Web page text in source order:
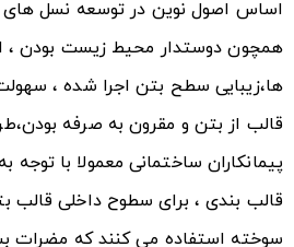
اساس اصول نوین در توسعه نسل های
همچون دوستدار محیط زیست بودن ،
ها،زیبایی سطح بتن اجرا شده ، سهولت
قالب از بتن و مقرون به صرفه
پیمانکاران ساختمانی معمولا با
قالب بندی ، برای سطوح داخلی قالب
سوخته استفاده می کنند که مضرات